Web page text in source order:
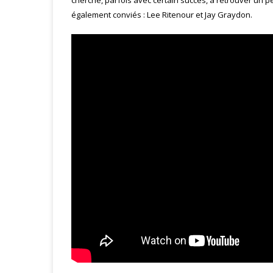
également conviés : Lee Ritenour et Jay Graydon.